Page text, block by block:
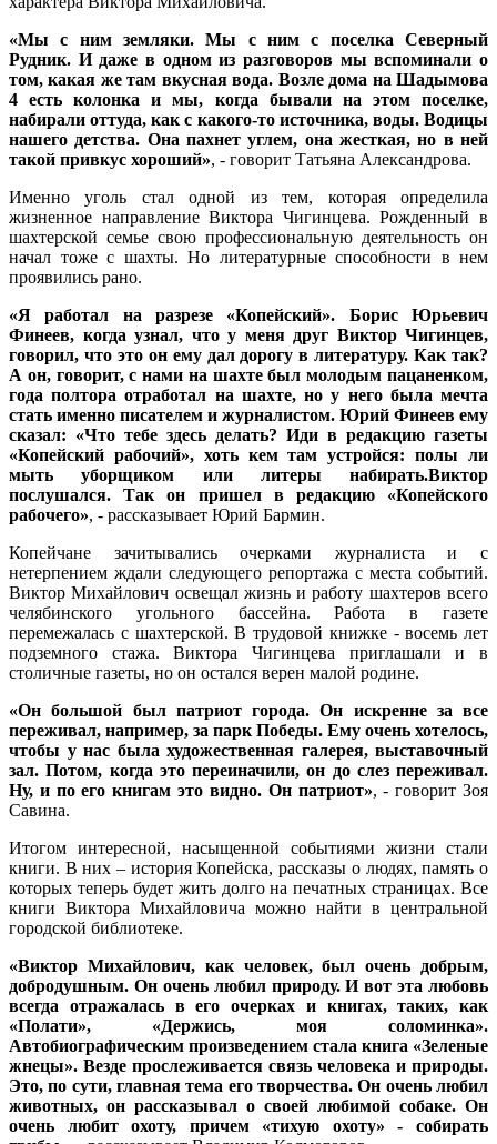
«Мы с ним земляки. Мы с ним с поселка Северный
Рудник. И даже в одном из разговоров мы вспоминали о
том, какая же там вкусная вода. Возле дома на Шадымова
4 есть колонка и мы, когда бывали на этом поселке,
набирали оттуда, как с какого-то источника, воды. Водицы
нашего детства. Она пахнет углем, она жесткая, но в ней
такой привкус хороший», - говорит Татьяна Александрова.
Именно уголь стал одной из тем, которая определила
жизненное направление Виктора Чигинцева. Рожденный в
шахтерской семье свою профессиональную деятельность он
начал тоже с шахты. Но литературные способности в нем
проявились рано.
«Я работал на разрезе «Копейский». Борис Юрьевич
Финеев, когда узнал, что у меня друг Виктор Чигинцев,
говорил, что это он ему дал дорогу в литературу. Как так?
А он, говорит, с нами на шахте был молодым пацаненком,
года полтора отработал на шахте, но у него была мечта
стать именно писателем и журналистом. Юрий Финеев ему
сказал: «Что тебе здесь делать? Иди в редакцию газеты
«Копейский рабочий», хоть кем там устройся: полы ли
мыть уборщиком или литеры набирать.Виктор
послушался. Так он пришел в редакцию «Копейского
рабочего», - рассказывает Юрий Бармин.
Копейчане зачитывались очерками журналиста и с
нетерпением ждали следующего репортажа с места событий.
Виктор Михайлович освещал жизнь и работу шахтеров всего
челябинского угольного бассейна. Работа в газете
перемежалась с шахтерской. В трудовой книжке - восемь лет
подземного стажа. Виктора Чигинцева приглашали и в
столичные газеты, но он остался верен малой родине.
«Он большой был патриот города. Он искренне за все
переживал, например, за парк Победы. Ему очень хотелось,
чтобы у нас была художественная галерея, выставочный
зал. Потом, когда это переиначили, он до слез переживал.
Ну, и по его книгам это видно. Он патриот», - говорит Зоя
Савина.
Итогом интересной, насыщенной событиями жизни стали
книги. В них – история Копейска, рассказы о людях, память о
которых теперь будет жить долго на печатных страницах. Все
книги Виктора Михайловича можно найти в центральной
городской библиотеке.
«Виктор Михайлович, как человек, был очень добрым,
добродушным. Он очень любил природу. И вот эта любовь
всегда отражалась в его очерках и книгах, таких, как
«Полати», «Держись, моя соломинка».
Автобиографическим произведением стала книга «Зеленые
жнецы». Везде прослеживается связь человека и природы.
Это, по сути, главная тема его творчества. Он очень любил
животных, он рассказывал о своей любимой собаке. Он
очень любит охоту, причем «тихую охоту» - собирать